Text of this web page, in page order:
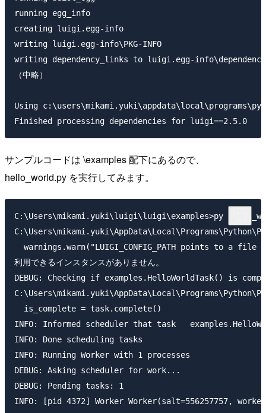
running egg_info
creating luigi.egg-info
writing luigi.egg-info\PKG-INFO
writing dependency_links to luigi.egg-
（中略）
Using
サンプルコードは \examples 配下にあるので、
hello_world.py を実行してみます。
C:\Users\mikami.yuki\luigi\luigi\examples>py
warnings.warn("LUIGI_CONFIG_PATH points to a file
利用できるインスタンスがありません。
DEBUG: Checking if examples.HelloWorldTask() is
  is_complete = task.complete()
INFO: Informed scheduler that task
INFO: Done scheduling tasks
INFO: Running Worker with 1 processes
DEBUG: Asking scheduler for work...
DEBUG: Pending tasks: 1
INFO: [pid 4372] Worker Worker(salt=556257757,